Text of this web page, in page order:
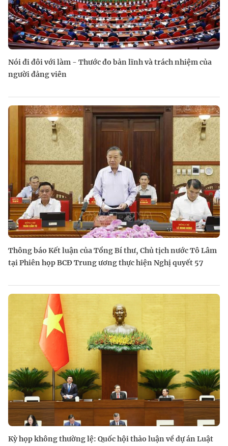
Nói đi đôi với làm - Thước đo bản lĩnh và trách nhiệm của
người đảng viên
Thông báo Kết luận của Tổng Bí thư, Chủ tịch nước Tô Lâm
tại Phiên họp BCĐ Trung ương thực hiện Nghị quyết 57
Kỳ họp không thường lệ: Quốc hội thảo luận về dự án Luật